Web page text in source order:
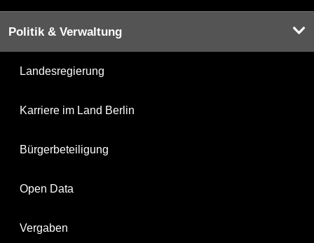
Politik & Verwaltung
Landesregierung
Karriere im Land Berlin
Bürgerbeteiligung
Open Data
Vergaben